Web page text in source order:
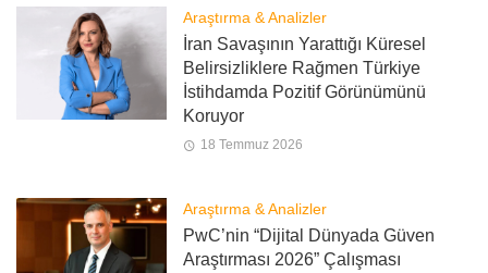
Araştırma & Analizler
İran Savaşının Yarattığı Küresel
Belirsizliklere Rağmen Türkiye
İstihdamda Pozitif Görünümünü
Koruyor
18 Temmuz 2026
Araştırma & Analizler
PwC’nin “Dijital Dünyada Güven
Araştırması 2026” Çalışması